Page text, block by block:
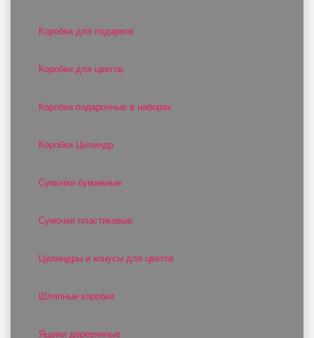
Коробки для подарков
Коробки для цветов
Коробки подарочные в наборах
Коробки Цилиндр
Сумочки бумажные
Сумочки пластиковые
Цилиндры и конусы для цветов
Шляпные коробки
Ящики деревянные